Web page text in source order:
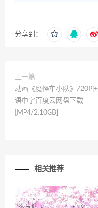
分享到：
上一篇
动画《魔怪车小队》720P国
语中字百度云网盘下载
[MP4/2.10GB]
相关推荐